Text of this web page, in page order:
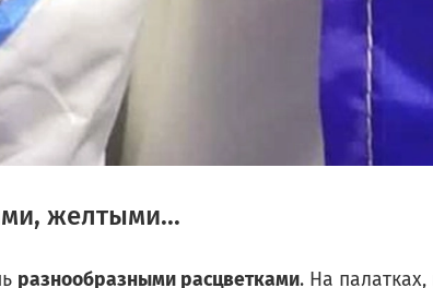
желтыми...
разнообразными расцветками. На